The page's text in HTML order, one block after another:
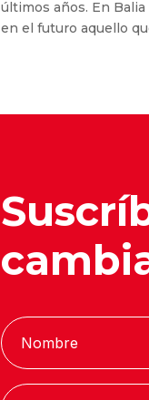
últimos años. En
en el futuro aquello